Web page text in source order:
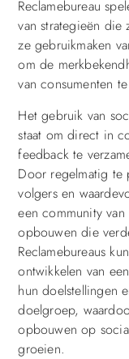
Reclamebureau
van strategieën
ze gebruikmaken
om de
van consumenten
Het gebruik van
staat om direct in
feedback te
Door regelmatig te
volgers en
een community
opbouwen die
Reclamebureaus
ontwikkelen van
hun doelstellingen
doelgroep,
opbouwen op
groeien.